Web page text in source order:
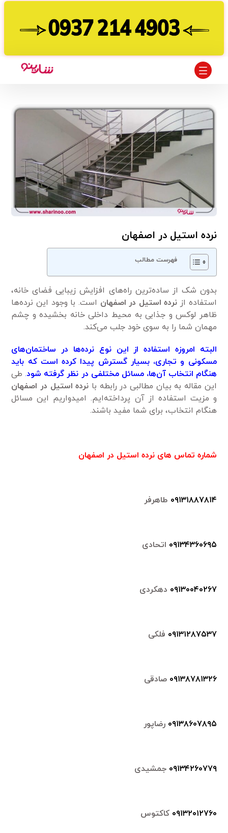
نرده استیل در اصفهان
فهرست مطالب
بدون شک از ساده‌ترین راه‌های افزایش زیبایی فضای خانه،
استفاده از نرده استیل در اصفهان است. با وجود این نرده‌ها
ظاهر لوکس و جذابی به محیط داخلی خانه بخشیده و چشم
مهمان شما را به سوی خود جلب می‌کند.
البته امروزه استفاده از این نوع نرده‌ها در ساختمان‌های
مسکونی و تجاری، بسیار گسترش پیدا کرده است که باید
هنگام انتخاب آن‌ها، مسائل مختلفی در نظر گرفته شود.طی
این مقاله به بیان مطالبی در رابطه با نرده استیل در اصفهان
و مزیت استفاده از آن پرداخته‌ایم. ‌امیدواریم این مسائل
هنگام انتخاب، برای شما مفید باشند.
شماره تماس های نرده استیل در اصفهان
۰۹۱۳۱۸۸۷۸۱۴ طاهرفر
۰۹۱۳۴۳۶۰۶۹۵ اتحادی
۰۹۱۳۰۰۴۰۲۶۷ دهکردی
۰۹۱۳۱۲۸۷۵۳۷ فلکی
۰۹۱۳۸۷۸۱۳۲۶ صادقی
۰۹۱۳۸۶۰۷۸۹۵ رضاپور
۰۹۱۳۴۲۶۰۷۷۹ جمشیدی
۰۹۱۳۲۰۱۲۷۶۰ کاکتوس